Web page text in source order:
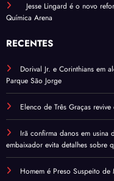
Jesse Lingard é o novo
Química Arena
RECENTES
Dorival Jr. e Corinthians em
Parque São Jorge
Elenco de Três Graças
Irã confirma danos em usina
embaixador evita detalhes sobre
Homem é Preso Suspeito